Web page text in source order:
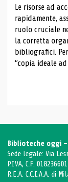
Le risorse ad
rapidamente,
ruolo cruciale
la corretta
bibliografici.
“copia ideale ad
Biblioteche oggi -
Sede legale: Via
P.IVA, C.F.
R.E.A. C.C.I.A.A. di